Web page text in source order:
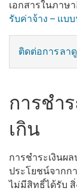
เอกสารในภาษ
รับค่าจ้าง – แบ
ติดต่อการลา
การชำ
เกิน
การชำระเงินผ
ประโยชน์จากก
ไม่มีสิทธิ์ได้รับ